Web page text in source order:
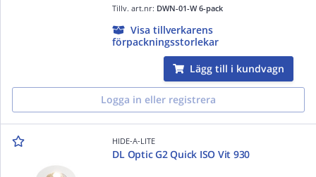
Tillv. art.nr: DWN-01-W 6-pack
Visa tillverkarens
förpackningsstorlekar
Lägg till i kundvagn
Logga in eller registrera
HIDE-A-LITE
DL Optic G2 Quick ISO Vit 930